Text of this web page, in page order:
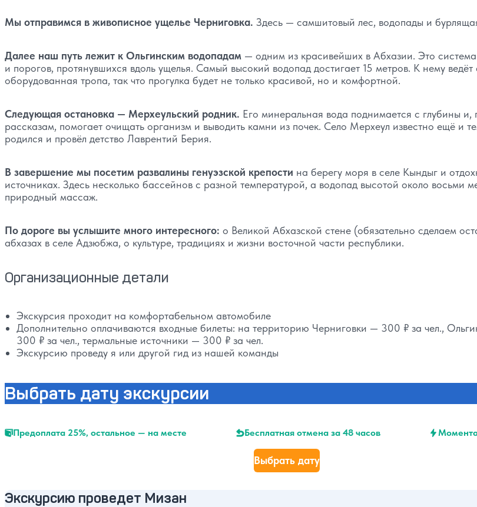
Мы отправимся в живописное ущелье Черниговка. Здесь — самшитовый лес, водопады и
Далее наш путь лежит к Ольгинским водопадам — одним из красивейших в Абхазии. Это
и порогов, протянувшихся вдоль ущелья. Самый высокий водопад достигает 15 метров. К нему ведёт
оборудованная тропа, так что прогулка будет не только красивой, но и комфортной.
Следующая остановка — Мерхеульский родник. Его минеральная вода поднимается с глубины и,
рассказам, помогает очищать организм и выводить камни из почек. Село Мерхеул известно ещё и
родился и провёл детство Лаврентий Берия.
В завершение мы посетим развалины генуэзской крепости на берегу моря в селе Кындыг и
источниках. Здесь несколько бассейнов с разной температурой, а водопад высотой около восьми
природный массаж.
По дороге вы услышите много интересного: о Великой Абхазской стене (обязательно сделаем
абхазах в селе Адзюбжа, о культуре, традициях и жизни восточной части республики.
Организационные детали
Экскурсия проходит на комфортабельном автомобиле
Дополнительно оплачиваются входные билеты: на территорию Черниговки — 300 ₽ за чел.,
300 ₽ за чел., термальные источники — 300 ₽ за чел.
Экскурсию проведу я или другой гид из нашей команды
Выбрать дату экскурсии
Предоплата 25%, остальное — на месте Бесплатная отмена за 48 часов
Выбрать дату
Экскурсию проведет Мизан